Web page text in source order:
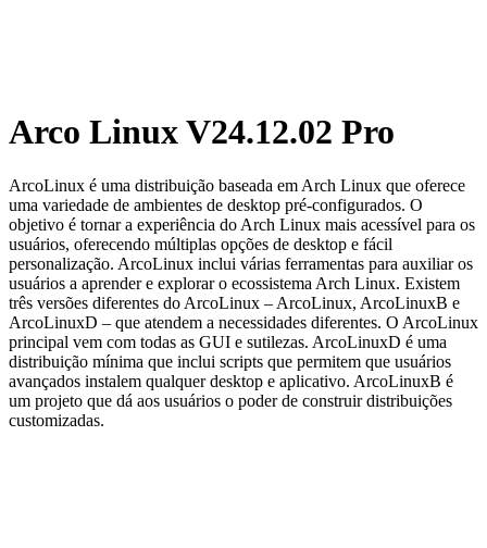
Arco Linux V24.12.02 Pro
ArcoLinux é uma distribuição baseada em Arch Linux que oferece
uma variedade de ambientes de desktop pré-configurados. O
objetivo é tornar a experiência do Arch Linux mais acessível para os
usuários, oferecendo múltiplas opções de desktop e fácil
personalização. ArcoLinux inclui várias ferramentas para auxiliar os
usuários a aprender e explorar o ecossistema Arch Linux. Existem
três versões diferentes do ArcoLinux – ArcoLinux, ArcoLinuxB e
ArcoLinuxD – que atendem a necessidades diferentes. O ArcoLinux
principal vem com todas as GUI e sutilezas. ArcoLinuxD é uma
distribuição mínima que inclui scripts que permitem que usuários
avançados instalem qualquer desktop e aplicativo. ArcoLinuxB é
um projeto que dá aos usuários o poder de construir distribuições
customizadas.